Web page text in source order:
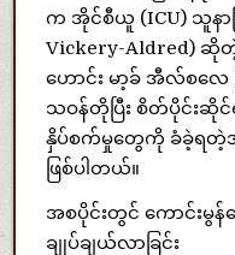
က အိုင်စီယူ (ICU) သူန
Vickery-Aldred) ဆို
ဟောင်း မာ့ခ် အီလ်စလ
သဝန်တိုပြီး စိတ်ပိုင်းဆိုင်
နှိပ်စက်မှုတွေကို ခံခဲ့ရတဲ့အ
ဖြစ်ပါတယ်။
အစပိုင်းတွင် ကောင်းမွ
ချုပ်ချယ်လာခြင်း